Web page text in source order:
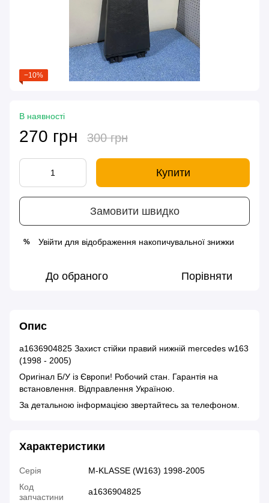
−10%
В наявності
270 грн 300 грн
Купити
Замовити швидко
% Увійти для відображення накопичувальної знижки
До обраного Порівняти
Опис
a1636904825 Захист стійки правий нижній mercedes w163
(1998 - 2005)
Оригінал Б/У із Європи! Робочий стан. Гарантія на
встановлення. Відправлення Україною.
За детальною інформацією звертайтесь за телефоном.
Характеристики
Серія
M-KLASSE (W163) 1998-2005
Код
запчастини
a1636904825